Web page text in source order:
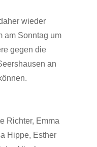
wieder
am Sonntag um
gegen die
an
Richter, Emma
Hippe, Esther